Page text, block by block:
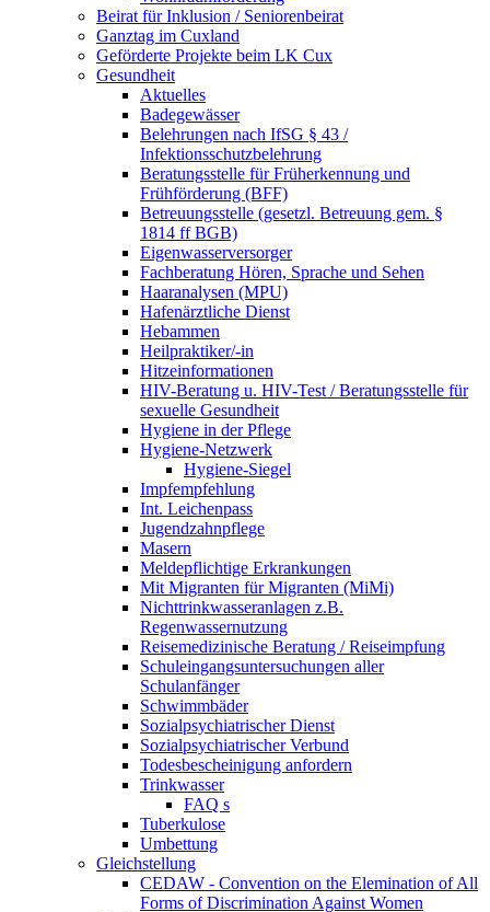
Beirat für Inklusion / Seniorenbeirat
Ganztag im Cuxland
Geförderte Projekte beim LK Cux
Gesundheit
Aktuelles
Badegewässer
Belehrungen nach IfSG § 43 /
Infektionsschutzbelehrung
Beratungsstelle für Früherkennung und
Frühförderung (BFF)
Betreuungsstelle (gesetzl. Betreuung gem. §
1814 ff BGB)
Eigenwasserversorger
Fachberatung Hören, Sprache und Sehen
Haaranalysen (MPU)
Hafenärztliche Dienst
Hebammen
Heilpraktiker/-in
Hitzeinformationen
HIV-Beratung u. HIV-Test / Beratungsstelle für
sexuelle Gesundheit
Hygiene in der Pflege
Hygiene-Netzwerk
Hygiene-Siegel
Impfempfehlung
Int. Leichenpass
Jugendzahnpflege
Masern
Meldepflichtige Erkrankungen
Mit Migranten für Migranten (MiMi)
Nichttrinkwasseranlagen z.B.
Regenwassernutzung
Reisemedizinische Beratung / Reiseimpfung
Schuleingangsuntersuchungen aller
Schulanfänger
Schwimmbäder
Sozialpsychiatrischer Dienst
Sozialpsychiatrischer Verbund
Todesbescheinigung anfordern
Trinkwasser
FAQ s
Tuberkulose
Umbettung
Gleichstellung
CEDAW - Convention on the Elemination of All
Forms of Discrimination Against Women